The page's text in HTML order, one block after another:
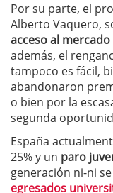
Por su parte, el
Alberto Vaquero,
acceso al
además, el
tampoco es fácil,
abandonaron
o bien por la
segunda
España
25% y un paro
generación ni-ni
egresados